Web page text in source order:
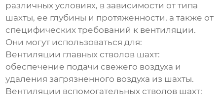
различных условиях, в зависимости от типа
шахты, ее глубины и протяженности, а также от
специфических требований к вентиляции.
Они могут использоваться для:
Вентиляции главных стволов шахт:
обеспечение подачи свежего воздуха и
удаления загрязненного воздуха из шахты.
Вентиляции вспомогательных стволов шахт: